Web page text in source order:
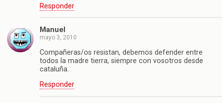
Responder
Manuel
mayo 3, 2010
Compañeras/os resistan, debemos defender entre
todos la madre tierra, siempre con vosotros desde
cataluña.
Responder